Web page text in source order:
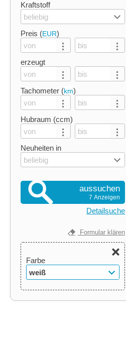
Kraftstoff
beliebig
Preis (EUR)
erzeugt
Tachometer (km)
Hubraum (ccm)
Neuheiten in
beliebig
aussuchen
7 Anzeigen
Detailsuche
Formular klären
Farbe
weiß